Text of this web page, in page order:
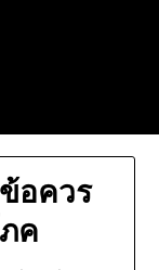
อควร
ค